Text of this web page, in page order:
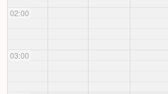
02:00
03:00